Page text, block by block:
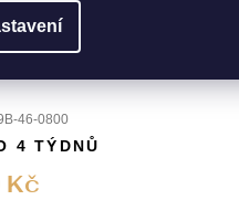
s přírodním ametystem
46-0800
Kč
4 TÝDNŮ